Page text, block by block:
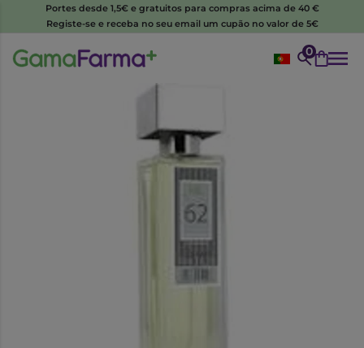
Portes desde 1,5€ e gratuitos para compras acima de 40 €
Registe-se e receba no seu email um cupão no valor de 5€
0